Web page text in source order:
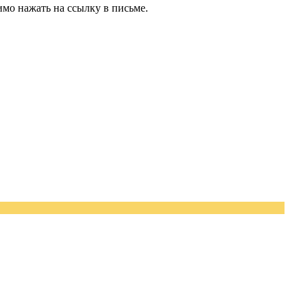
нажать на ссылку в письме.